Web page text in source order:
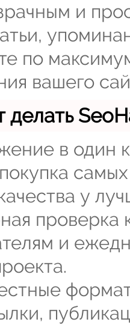
и
по
вашего
делать
в один
у
проверка
и